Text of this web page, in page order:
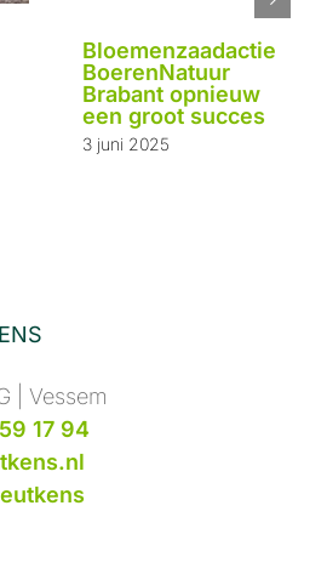
Bloemenzaadactie
BoerenNatuur
Brabant opnieuw
een groot succes
3 juni 2025
| Vessem
17 94